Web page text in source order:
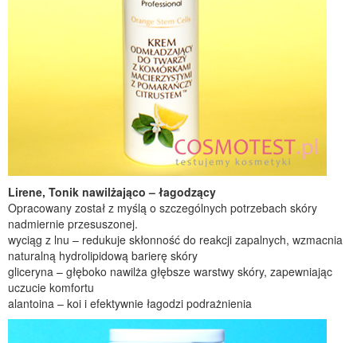
Lirene, Tonik nawilżająco – łagodzący
Opracowany został z myślą o szczególnych potrzebach skóry
nadmiernie przesuszonej.
wyciąg z lnu – redukuje skłonność do reakcji zapalnych, wzmacnia
naturalną hydrolipidową barierę skóry
gliceryna – głęboko nawilża głębsze warstwy skóry, zapewniając
uczucie komfortu
alantoina – koi i efektywnie łagodzi podrażnienia